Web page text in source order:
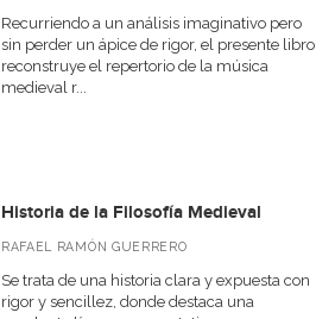
Recurriendo a un análisis imaginativo pero
sin perder un ápice de rigor, el presente libro
reconstruye el repertorio de la música
medieval r...
Historia de la Filosofía Medieval
RAFAEL RAMÓN GUERRERO
Se trata de una historia clara y expuesta con
rigor y sencillez, donde destaca una